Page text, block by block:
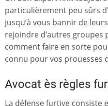
particulièrement peu sûrs
jusqu’à vous bannir de
rejoindre d’autres
comment faire en sorte
connu pour vos prouesses
Avocat ès règles
La défense furtive consiste